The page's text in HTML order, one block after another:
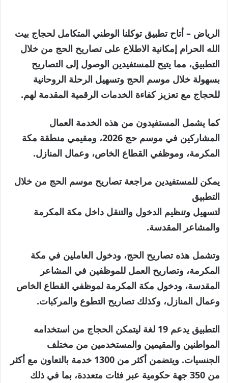
الرياض – أتاح تطبيق توكلنا الوطني المتكامل لحجاج بيت
الله الحرام إمكانية الاطلاع على تصاريح الحج من خلال
التطبيق، مما يتيح للمستفيدين الوصول إلى التصاريح
بسهولة خلال موسم الحج وتسهيل الرحلة الروحانية
للحجاج مع تعزيز كفاءة الخدمات الرقمية المقدمة لهم.
كما يشمل المستفيدون من هذه الخدمة العمال
المشاركين في موسم حج 2026، ومقيمي منطقة مكة
المكرمة، وموظفي القطاع الخاص، وعمال المنازل.
يمكن للمستفيدين مراجعة تصاريح موسم الحج من خلال
التطبيق
لتسهيل وتنظيم الدخول والتنقل داخل مكة المكرمة
والمشاعر المقدسة.
وتشمل هذه تصاريح الحج، ودخول العاملين في مكة
المكرمة، وتصاريح العمل للموظفين في المشاعر
المقدسة، ودخول مكة المكرمة لموظفي القطاع الخاص
وعمال المنازل، وكذلك تصاريح التطوع والمركبات.
التطبيق يدعم 19 لغة ليتمكن الحجاج من استخدامه
المواطنين والمقيمين والمستخدمين من مختلف
الجنسيات. ويتضمن أكثر من 1300 خدمة بالتعاون مع أكثر
من 350 جهة حكومية عبر فئات متعددة، بما في ذلك